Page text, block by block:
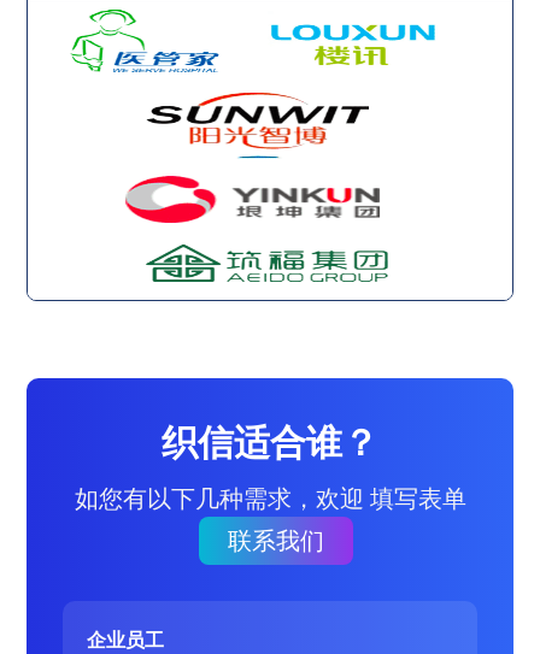
织信适合谁？
如您有以下几种需求，欢迎 填写表单
联系我们
企业员工